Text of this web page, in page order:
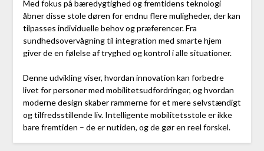
Med fokus på bæredygtighed og fremtidens teknologi
åbner disse stole døren for endnu flere muligheder, der kan
tilpasses individuelle behov og præferencer. Fra
sundhedsovervågning til integration med smarte hjem
giver de en følelse af tryghed og kontrol i alle situationer.
Denne udvikling viser, hvordan innovation kan forbedre
livet for personer med mobilitetsudfordringer, og hvordan
moderne design skaber rammerne for et mere selvstændigt
og tilfredsstillende liv. Intelligente mobilitetsstole er ikke
bare fremtiden – de er nutiden, og de gør en reel forskel.